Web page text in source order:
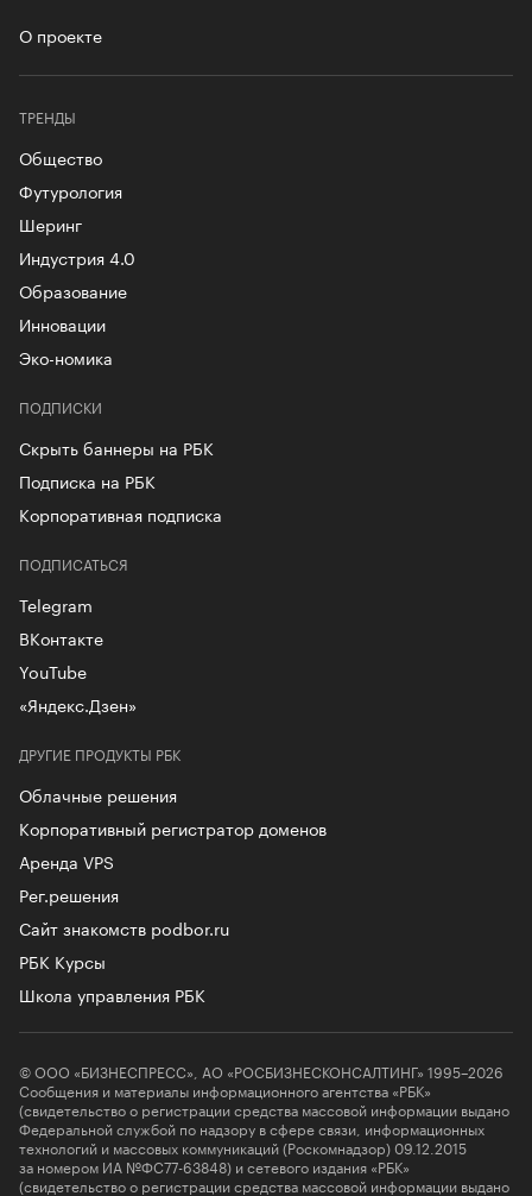
О проекте
ТРЕНДЫ
Общество
Футурология
Шеринг
Индустрия 4.0
Образование
Инновации
Эко-номика
ПОДПИСКИ
Скрыть баннеры на РБК
Подписка на РБК
Корпоративная подписка
ДРУГИЕ ПРОДУКТЫ РБК
Облачные решения
Корпоративный регистратор доменов
Аренда VPS
Рег.решения
Сайт знакомств podbor.ru
РБК Курсы
Школа управления РБК
ПОДПИСАТЬСЯ
Telegram
ВКонтакте
YouTube
«Яндекс.Дзен»
© ООО «БИЗНЕСПРЕСС», АО «РОСБИЗНЕСКОНСАЛТИНГ» 1995–2026
Сообщения и материалы информационного агентства «РБК»
(свидетельство о регистрации средства массовой информации выдано
Федеральной службой по надзору в сфере связи, информационных
технологий и массовых коммуникаций (Роскомнадзор) 09.12.2015
за номером ИА №ФС77-63848) и сетевого издания «РБК»
(свидетельство о регистрации средства массовой информации выдано